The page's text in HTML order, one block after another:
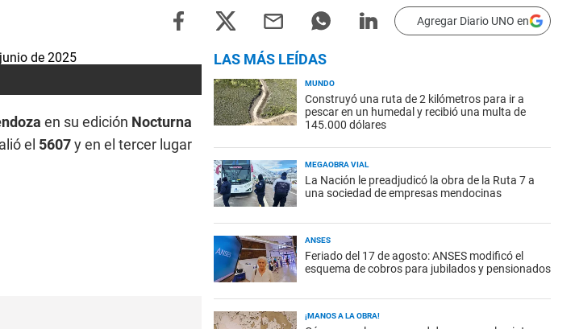
Agregar Diario UNO en
en su edición Nocturna
el 5607y en el tercer lugar
LAS MÁS LEÍDAS
MUNDO
Construyó una ruta de 2 kilómetros para ir a
pescar en un humedal y recibió una multa de
145.000 dólares
MEGAOBRA VIAL
La Nación le preadjudicó la obra de la Ruta 7 a
una sociedad de empresas mendocinas
ANSES
Feriado del 17 de agosto: ANSES modificó el
esquema de cobros para jubilados y pensionados
¡MANOS A LA OBRA!